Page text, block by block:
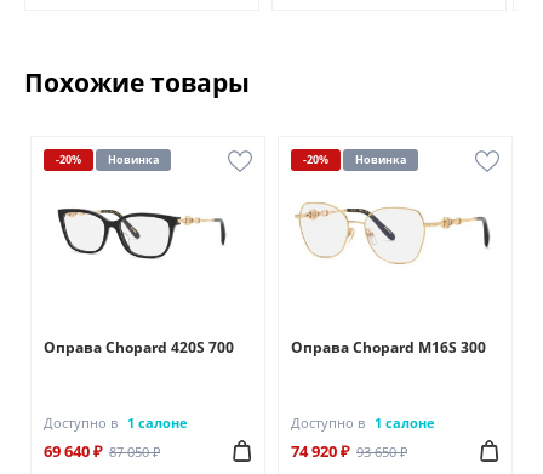
Похожие товары
-20% Новинка
Оправа Chopard 420S 700
Доступно в 1 салоне
69 640 ₽ 87 050 ₽
-20% Новинка
Оправа Chopard M16S 300
Доступно в 1 салоне
74 920 ₽ 93 650 ₽